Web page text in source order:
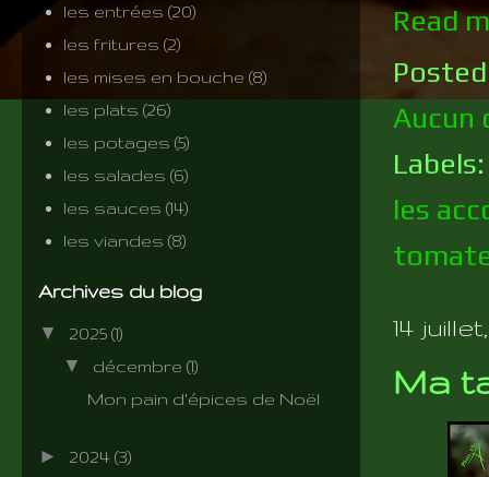
Read
Aucun
les
14
Ma
les entrées (20)
les fritures (2)
les mises en bouche (8)
les plats (26)
les potages (5)
les salades (6)
les sauces (14)
les viandes (8)
Archives du blog
▼ 2025 (1)
▼ décembre (1)
Mon pain d'épices de Noël
► 2024 (3)